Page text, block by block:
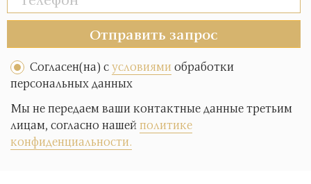
Отправить запрос
Согласен(на) сусловиямиобработки
персональных данных
Мы не передаем ваши контактные данные третьим
лицам, согласно нашейполитике
конфиденциальности.